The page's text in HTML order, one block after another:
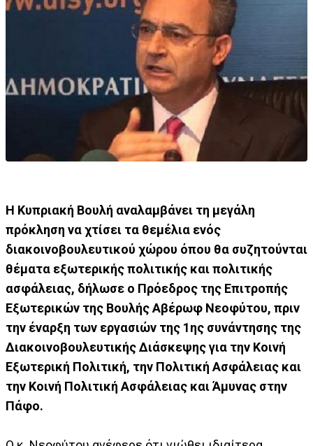
Η Κυπριακή Βουλή αναλαμβάνει τη μεγάλη
πρόκληση να χτίσει τα θεμέλια ενός
διακοινοβουλευτικού χώρου όπου θα συζητούνται
θέματα εξωτερικής πολιτικής και πολιτικής
ασφάλειας, δήλωσε ο Πρόεδρος της Επιτροπής
Εξωτερικών της Βουλής Αβέρωφ Νεοφύτου, πριν
την έναρξη των εργασιών της 1ης συνάντησης της
Διακοινοβουλευτικής Διάσκεψης για την Κοινή
Εξωτερική Πολιτική, την Πολιτική Ασφάλειας και
την Κοινή Πολιτική Ασφάλειας και Άμυνας στην
Πάφο.